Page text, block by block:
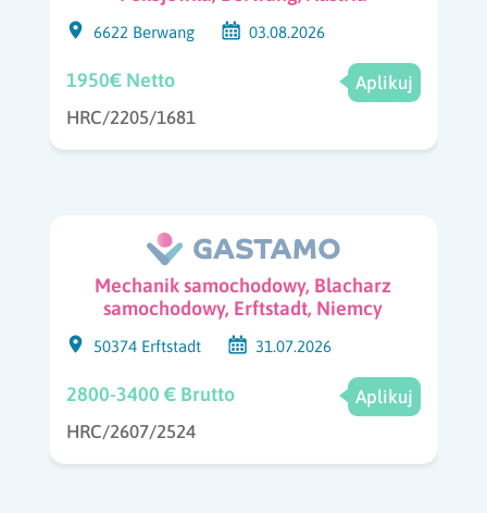
6622 Berwang 03.08.2026
1950€ Netto
Aplikuj
HRC/2205/1681
Mechanik samochodowy, Blacharz
samochodowy, Erftstadt, Niemcy
50374 Erftstadt 31.07.2026
2800-3400 € Brutto
Aplikuj
HRC/2607/2524